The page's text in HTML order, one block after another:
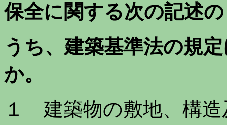
保全に関する次の記述の
うち、建築基準法の規
か。
１ 建築物の敷地、構造